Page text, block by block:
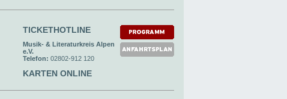
TICKETHOTLINE
Musik- & Literaturkreis Alpen
e.V.
Telefon: 02802-912 120
KARTEN ONLINE